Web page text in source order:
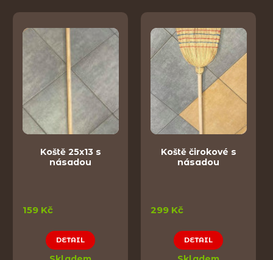
Koště 25x13 s
násadou
159 Kč
DETAIL
Koště čirokové s
násadou
299 Kč
DETAIL